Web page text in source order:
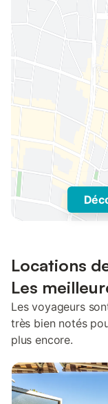
Locations
Les
Les voyageurs
très bien notés
plus encore.